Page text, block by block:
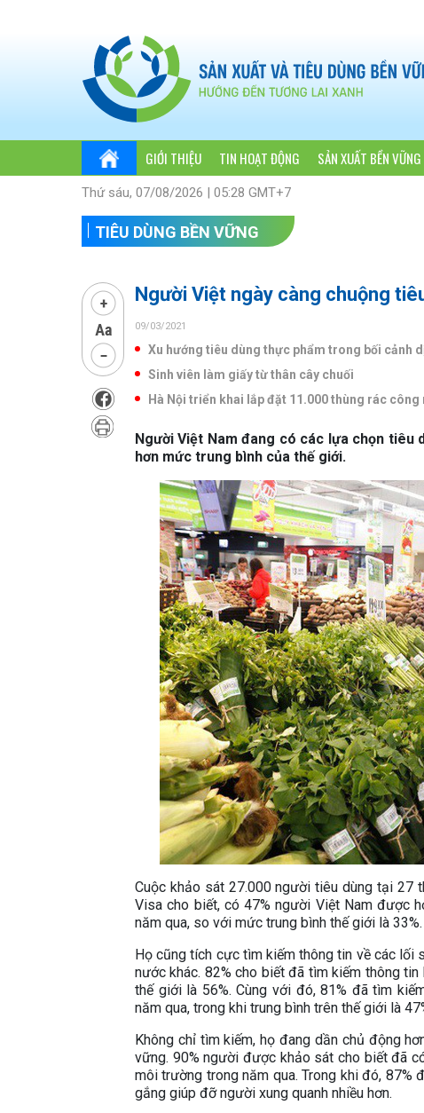
GIỚI THIỆU TIN HOẠT ĐỘNG SẢN XUẤT BỀN VỮNG
Thứ sáu, 07/08/2026 | 05:28 GMT+7
TIÊU DÙNG BỀN VỮNG
Người Việt ngày càng chuộng
09/03/2021
Xu hướng tiêu dùng thực phẩm trong bối cảnh
Sinh viên làm giấy từ thân cây chuối
Hà Nội triển khai lắp đặt 11.000 thùng rác
Người Việt Nam đang có các lựa chọn tiêu
hơn mức trung bình của thế giới.
Cuộc khảo sát 27.000 người tiêu dùng tại 27
Visa cho biết, có 47% người Việt Nam được
năm qua, so với mức trung bình thế giới là 33%.
Họ cũng tích cực tìm kiếm thông tin về các lối
nước khác. 82% cho biết đã tìm kiếm thông
thế giới là 56%. Cùng với đó, 81% đã tìm
năm qua, trong khi trung bình trên thế giới là
Không chỉ tìm kiếm, họ đang dần chủ động
vững. 90% người được khảo sát cho biết đã
môi trường trong năm qua. Trong khi đó, 87%
gắng giúp đỡ người xung quanh nhiều hơn.